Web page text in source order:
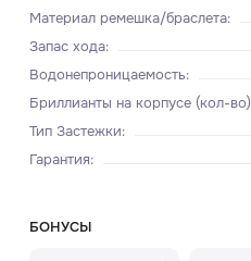
Материал ремешка/браслета:
Запас хода:
Водонепроницаемость:
Бриллианты на корпусе (кол-во)
Тип Застежки:
Гарантия:
БОНУСЫ